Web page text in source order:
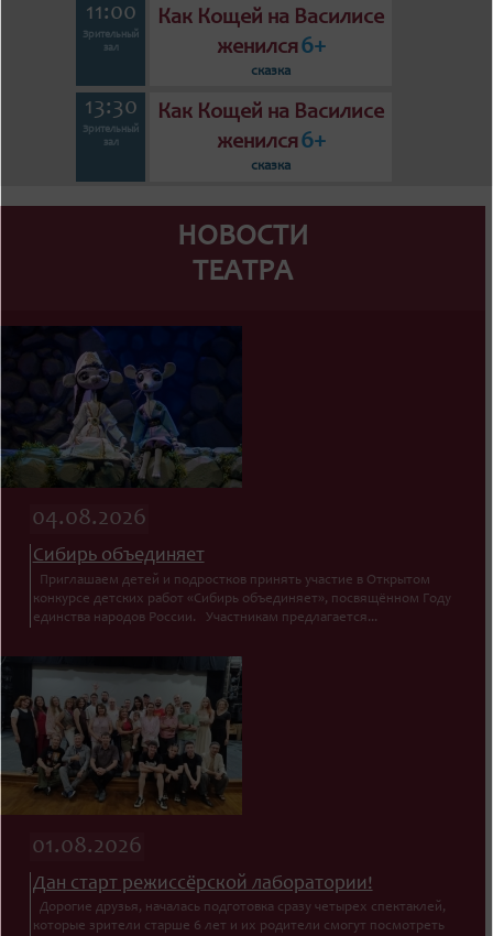
НОВОСТИ
ТЕАТРА
04.08.2026
Сибирь объединяет
Приглашаем детей и подростков принять участие в Открытом
конкурсе детских работ «Сибирь объединяет», посвящённом Году
единства народов России. Участникам предлагается...
01.08.2026
Дан старт режиссёрской лаборатории!
Дорогие друзья, началась подготовка сразу четырех спектаклей,
которые зрители старше 6 лет и их родители смогут посмотреть
11:00
Зрительный
зал
Как Кощей на Василисе
женился6+
сказка
13:30
Зрительный
зал
Как Кощей на Василисе
женился6+
сказка